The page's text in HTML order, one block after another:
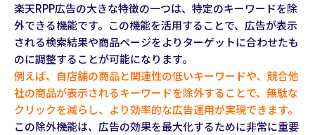
楽天RPP広告の大きな特徴の一つは、特定のキーワードを除
外できる機能です。この機能を活用することで、広告が表示
される検索結果や商品ページをよりターゲットに合わせたも
のに調整することが可能になります。
例えば、自店舗の商品と関連性の低いキーワードや、競合他
社の商品が表示されるキーワードを除外することで、無駄な
クリックを減らし、より効率的な広告運用が実現できます。
この除外機能は、広告の効果を最大化するために非常に重要